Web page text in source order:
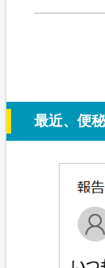
最近、便